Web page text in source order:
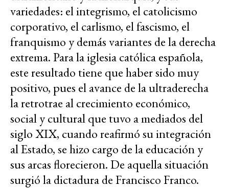
variedades: el integrismo, el catolicismo
corporativo, el carlismo, el fascismo, el
franquismo y demás variantes de la derecha
extrema. Para la iglesia católica española,
este resultado tiene que haber sido muy
positivo, pues el avance de la ultraderecha
la retrotrae al crecimiento económico,
social y cultural que tuvo a mediados del
siglo XIX, cuando reafirmó su integración
al Estado, se hizo cargo de la educación y
sus arcas florecieron. De aquella situación
surgió la dictadura de Francisco Franco.